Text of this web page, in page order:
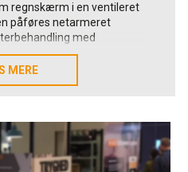
regnskærm i en ventileret
påføres netarmeret
med
fra Alfix.
MERE
MERE